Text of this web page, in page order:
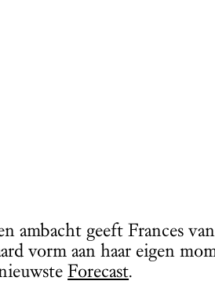
ambacht geeft Frances
vorm aan haar eigen
Forecast.